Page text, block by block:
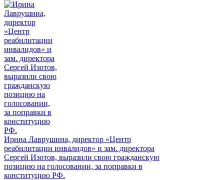
Ирина Лаврушина, директор «Центр
реабилитации инвалидов» и зам. директора
Сергей Изотов, выразили свою гражданскую
позицию на голосовании, за поправки в
конституцию РФ.